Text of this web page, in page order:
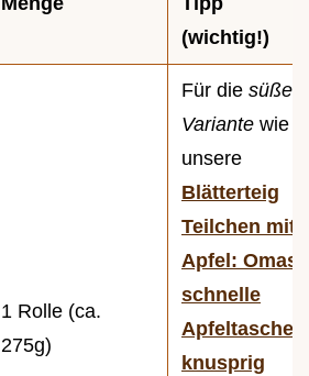
(wichtig!)
1 Rolle (ca.
275g)
Für die süße
Variante wie
unsere
Blätterteig
Teilchen mit
Apfel: Omas
schnelle
Apfeltaschen
knusprig